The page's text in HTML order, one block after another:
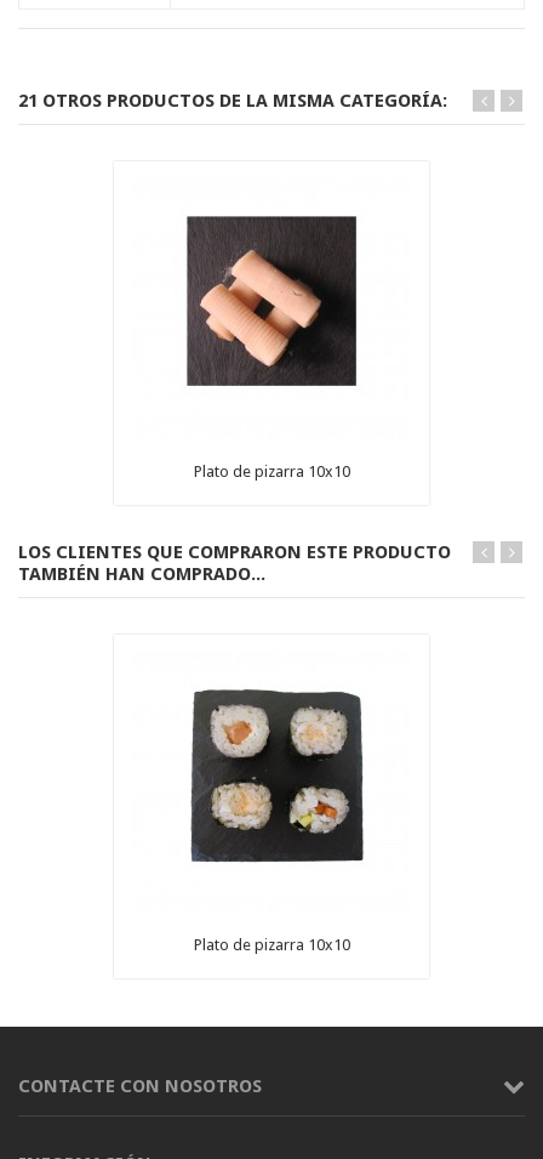
21 OTROS PRODUCTOS DE LA MISMA CATEGORÍA:
Plato de pizarra 10x10
LOS CLIENTES QUE COMPRARON ESTE PRODUCTO
TAMBIÉN HAN COMPRADO...
Plato de pizarra 10x10
CONTACTE CON NOSOTROS